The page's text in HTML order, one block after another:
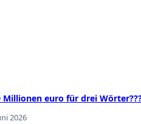
Millionen euro für drei
2026